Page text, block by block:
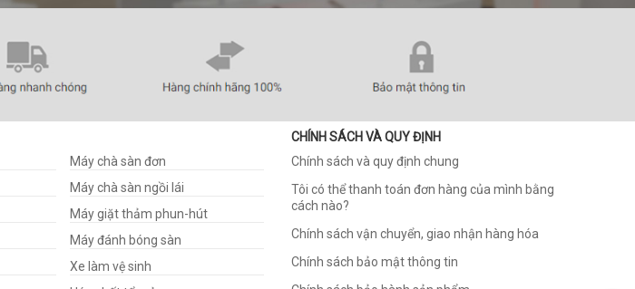
Máy chà sàn đơn
Máy chà sàn ngồi lái
Máy giặt thảm phun-hút
Máy đánh bóng sàn
Xe làm vệ sinh
CHÍNH SÁCH VÀ QUY ĐỊNH
Chính sách và quy định chung
Tôi có thể thanh toán đơn hàng của mình bằng
cách nào?
Chính sách vận chuyển, giao nhận hàng hóa
Chính sách bảo mật thông tin